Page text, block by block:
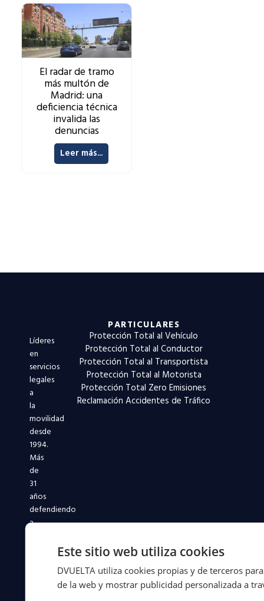
El radar de tramo
más multón de
Madrid: una
deficiencia técnica
invalida las
denuncias
Leer más...
Líderes
en
servicios
legales
a
la
movilidad
desde
1994.
Más
de
31
años
defendiendo
a
PARTICULARES
Protección Total al Vehículo
Protección Total al Conductor
Protección Total al Transportista
Protección Total al Motorista
Protección Total Zero Emisiones
Reclamación Accidentes de Tráfico
Este sitio web utiliza cookies
DVUELTA utiliza cookies propias y de terceros
de la web y mostrar publicidad personalizada a